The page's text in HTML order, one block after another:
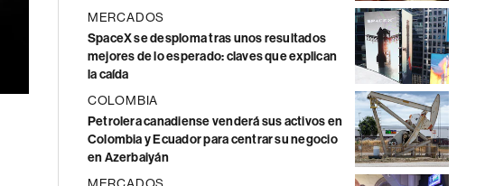
MERCADOS
SpaceX se desploma tras unos resultados
mejores de lo esperado: claves que explican
la caída
COLOMBIA
Petrolera canadiense venderá sus activos en
Colombia y Ecuador para centrar su negocio
en Azerbaiyán
MERCADOS